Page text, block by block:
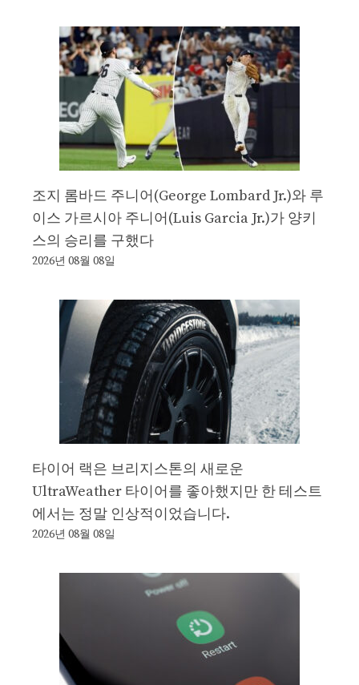
조지 롬바드 주니어(George Lombard Jr.)와 루
이스 가르시아 주니어(Luis Garcia Jr.)가 양키
스의 승리를 구했다
2026년 08월 08일
타이어 랙은 브리지스톤의 새로운
UltraWeather 타이어를 좋아했지만 한 테스트
에서는 정말 인상적이었습니다.
2026년 08월 08일